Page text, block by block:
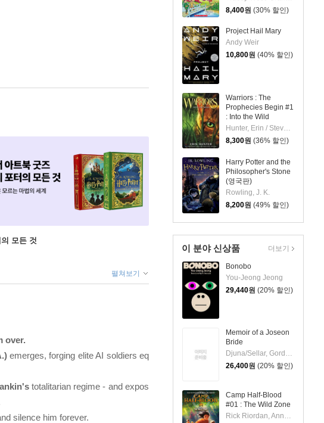
8,400원 (30% 할인)
Project Hail Mary
Andy Weir
10,800원 (40% 할인)
Warriors : The
Prophecies Begin #1
: Into the Wild
Hunter, Erin / Stevenson, Dave
8,300원 (36% 할인)
Harry Potter and the
Philosopher's Stone
(영국판)
Rowling, J. K.
8,200원 (49% 할인)
이 분야 신상품
Bonobo
You-Jeong Jeong
29,440원 (20% 할인)
Memoir of a Joseon
Bride
Djuna/Sellar, Gord(TRN)
26,400원 (20% 할인)
Camp Half-Blood
#01 : The Wild Zone
더보기
모든 것
펼쳐보기
over.
emerges, forging elite AI soldiers eq
totalitarian regime - and expos
silence him forever.